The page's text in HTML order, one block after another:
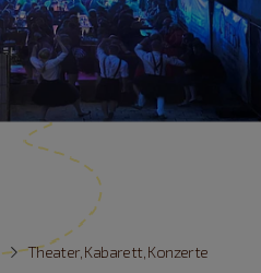
Theater, Kabarett, Konzerte